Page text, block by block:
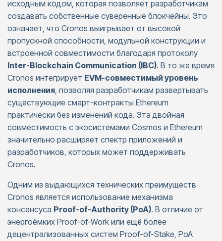
исходным кодом, которая позволяет разработчикам
создавать собственные суверенные блокчейны. Это
означает, что Cronos выигрывает от высокой
пропускной способности, модульной конструкции и
встроенной совместимости благодаря протоколу
Inter-Blockchain Communication (IBC). В то же время
Cronos интегрирует EVM-совместимый уровень
исполнения, позволяя разработчикам развертывать
существующие смарт-контракты Ethereum
практически без изменений кода. Эта двойная
совместимость с экосистемами Cosmos и Ethereum
значительно расширяет спектр приложений и
разработчиков, которых может поддерживать
Cronos.
Одним из выдающихся технических преимуществ
Cronos является использование механизма
консенсуса Proof-of-Authority (PoA). В отличие от
энергоёмких Proof-of-Work или ещё более
децентрализованных систем Proof-of-Stake, PoA